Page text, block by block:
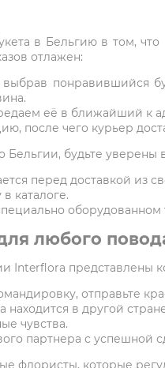
в Бельгию в том,
отлажен:
понравившийся
её в ближайший к
после чего курьер
Бельгии, будьте уверены
перед доставкой из
каталоге.
любого
Interflora представлены
отправьте
находится в другой
чувства.
партнера с успешной
флористы, которые